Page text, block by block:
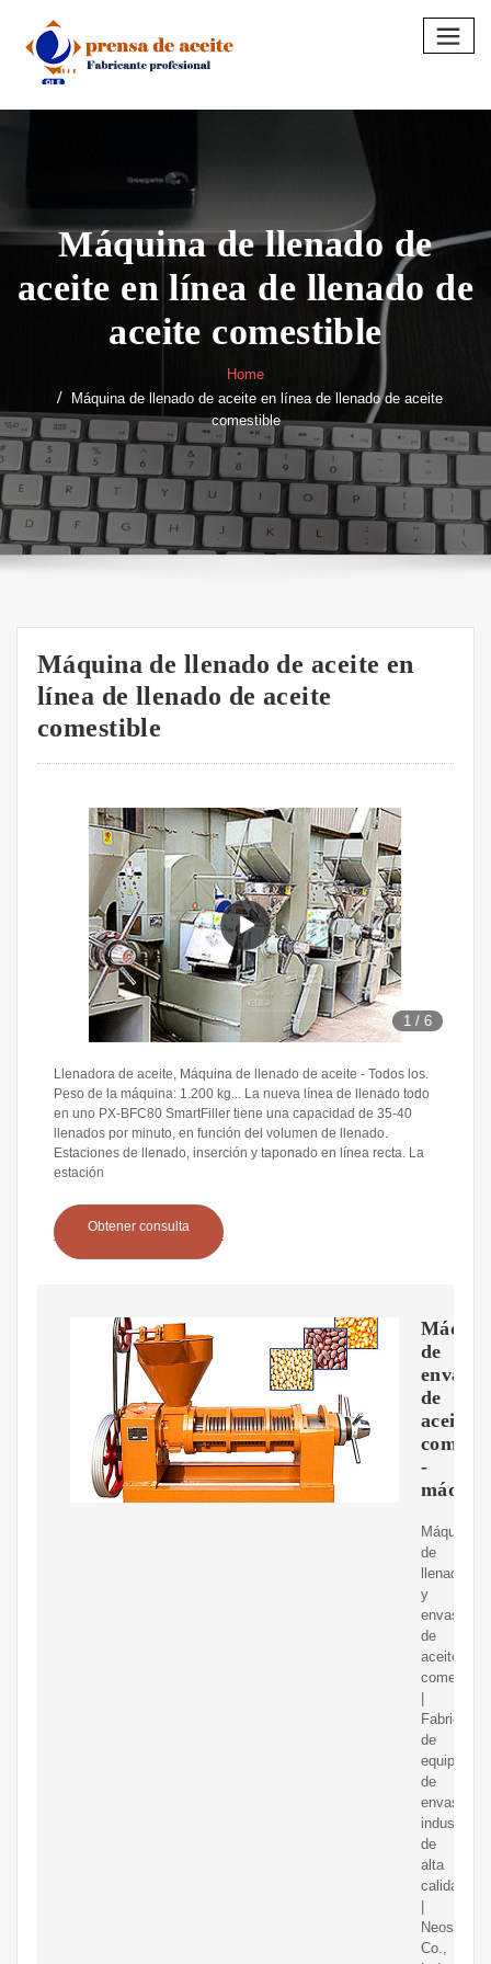
content
Máquina de llenado de
aceite en línea de llenado de
aceite comestible
Home
Máquina de llenado de aceite en línea de llenado de aceite
comestible
Máquina de llenado de aceite en
línea de llenado de aceite
comestible
1 /6
Llenadora de aceite, Máquina de llenado de aceite - Todos los.
Peso de la máquina: 1.200 kg... La nueva línea de llenado todo
en uno PX-BFC80 SmartFiller tiene una capacidad de 35-40
llenados por minuto, en función del volumen de llenado.
Estaciones de llenado, inserción y taponado en línea recta. La
estación
Obtener consulta
de
de
aceite
-
Máquina
de
llenado
y
envasado
de
aceite
comestible
Fabricante
de
equipos
de
envasado
industrial
de
alta
calidad
Co.,